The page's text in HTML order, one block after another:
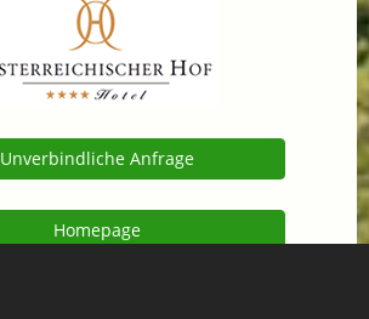
Unverbindliche Anfrage
Homepage